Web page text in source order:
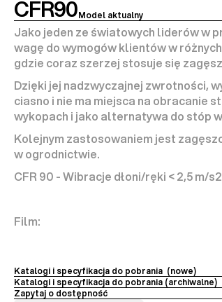
CFR90Model aktualny
Jako jeden ze światowych liderów w
wagę do wymogów klientów w
gdzie coraz szerzej stosuje się
Dzięki jej nadzwyczajnej zwrotności,
ciasno i nie ma miejsca na obracanie
wykopach i jako alternatywa do stóp
Kolejnym zastosowaniem jest
w ogrodnictwie.
CFR 90 - Wibracje dłoni/ręki < 2,5 m/s2
Film:
Katalogi i specyfikacja do pobrania  (nowe)
Katalogi i specyfikacja do pobrania (archiwalne)
Zapytaj o dostępność